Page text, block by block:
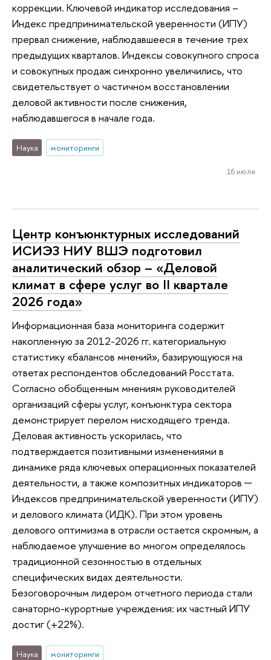
коррекции. Ключевой индикатор исследования –
Индекс предпринимательской уверенности (ИПУ)
прервал снижение, наблюдавшееся в течение трех
предыдущих кварталов. Индексы совокупного спроса
и совокупных продаж синхронно увеличились, что
свидетельствует о частичном восстановлении
деловой активности после снижения,
наблюдавшегося в начале года.
Наука мониторинги
16 июля
Центр конъюнктурных исследований
ИСИЭЗ НИУ ВШЭ подготовил
аналитический обзор – «Деловой
климат в сфере услуг во II квартале
2026 года»
Информационная база мониторинга содержит
накопленную за 2012-2026 гг. категориальную
статистику «балансов мнений», базирующуюся на
ответах респондентов обследований Росстата.
Согласно обобщенным мнениям руководителей
организаций сферы услуг, конъюнктура сектора
демонстрирует перелом нисходящего тренда.
Деловая активность ускорилась, что
подтверждается позитивными изменениями в
динамике ряда ключевых операционных показателей
деятельности, а также композитных индикаторов ─
Индексов предпринимательской уверенности (ИПУ)
и делового климата (ИДК). При этом уровень
делового оптимизма в отрасли остается скромным, а
наблюдаемое улучшение во многом определялось
традиционной сезонностью в отдельных
специфических видах деятельности.
Безоговорочным лидером отчетного периода стали
санаторно-курортные учреждения: их частный ИПУ
достиг (+22%).
Наука мониторинги